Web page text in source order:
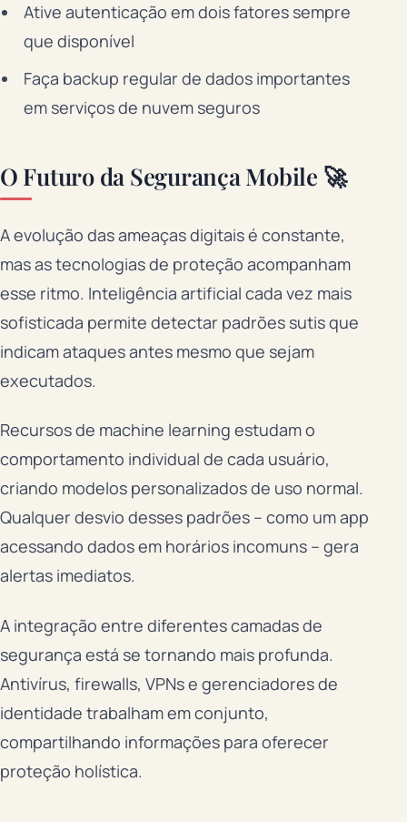
Ative autenticação em dois fatores sempre
que disponível
Faça backup regular de dados importantes
em serviços de nuvem seguros
O Futuro da Segurança Mobile 🚀
A evolução das ameaças digitais é constante,
mas as tecnologias de proteção acompanham
esse ritmo. Inteligência artificial cada vez mais
sofisticada permite detectar padrões sutis que
indicam ataques antes mesmo que sejam
executados.
Recursos de machine learning estudam o
comportamento individual de cada usuário,
criando modelos personalizados de uso normal.
Qualquer desvio desses padrões – como um app
acessando dados em horários incomuns – gera
alertas imediatos.
A integração entre diferentes camadas de
segurança está se tornando mais profunda.
Antivírus, firewalls, VPNs e gerenciadores de
identidade trabalham em conjunto,
compartilhando informações para oferecer
proteção holística.